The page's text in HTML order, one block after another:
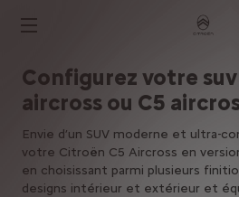
Configurez votre
aircross ou C5
Envie d’un SUV moderne et ultra-
votre Citroën C5 Aircross en
en choisissant parmi plusieurs
designs intérieur et extérieur et